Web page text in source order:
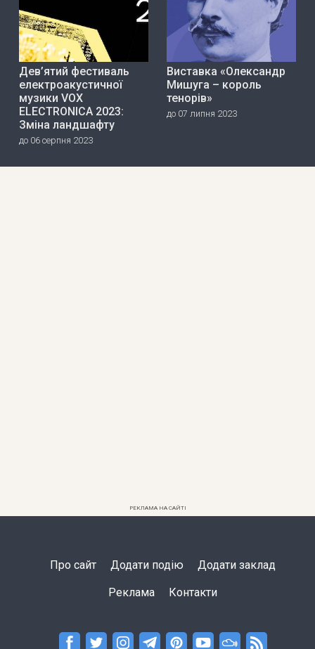
Дев’ятий фестиваль
електроакустичної
музики VOX
ELECTRONICA 2023:
Зміна ландшафту
до 06 серпня 2023
Виставка «Олександр
Мишуга – король
тенорів»
до 07 липня 2023
РЕКЛАМА НА САЙТІ
Про сайт Додати подію Додати заклад
Реклама Контакти